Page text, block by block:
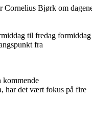
Cornelius Bjørk om
til fredag formiddag
fra
kommende
har det vært fokus på fire